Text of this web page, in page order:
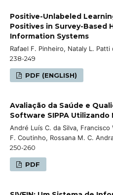
Positive-Unlabeled
Positives in Survey-Based
Information Systems
Rafael F. Pinheiro, Nataly L. Patti
238-249
PDF (ENGLISH)
Avaliação da Saúde e
Software SIPPA Utilizando
André Luís C. da Silva,
F. Coutinho, Rossana M. C.
250-260
PDF